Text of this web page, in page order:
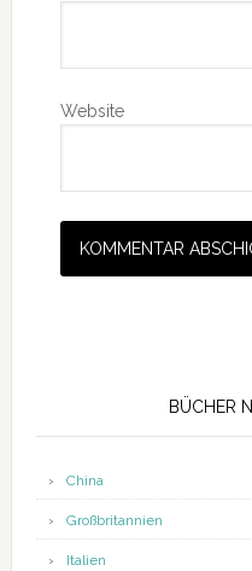
Website
BÜCHER
China
Großbritannien
Italien